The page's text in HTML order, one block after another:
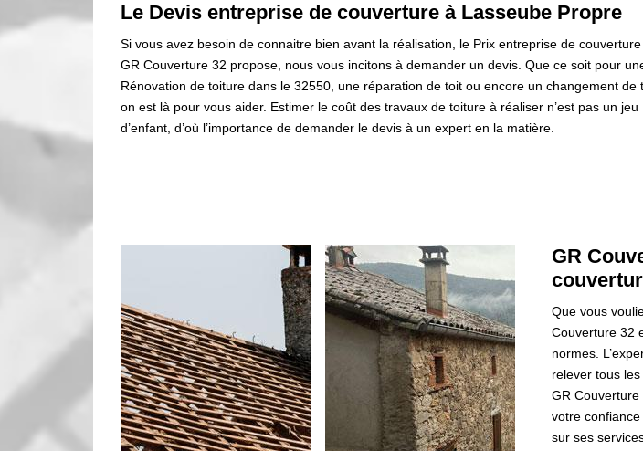
Le Devis entreprise de couverture à Lasseube Propre
Si vous avez besoin de connaitre bien avant la réalisation, le Prix entreprise de
GR Couverture 32 propose, nous vous incitons à demander un devis. Que ce soit pour
Rénovation de toiture dans le 32550, une réparation de toit ou encore un changement de
on est là pour vous aider. Estimer le coût des travaux de toiture à réaliser n’est pas un jeu
d’enfant, d’où l’importance de demander le devis à un expert en la matière.
GR
Que vous
Couverture 32
normes.
relever tous
GR
votre confiance
sur ses